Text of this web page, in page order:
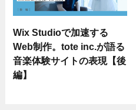
Wix Studioで加速する
Web制作。tote inc.が語る
音楽体験サイトの表現【後
編】